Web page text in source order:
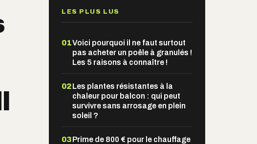
LES PLUS LUS
01Voici pourquoi il ne faut surtout
pas acheter un poêle à granulés !
Les 5 raisons à connaître !
02Les plantes résistantes à la
chaleur pour balcon : qui peut
survivre sans arrosage en plein
soleil ?
03Prime de 800 € pour le chauffage